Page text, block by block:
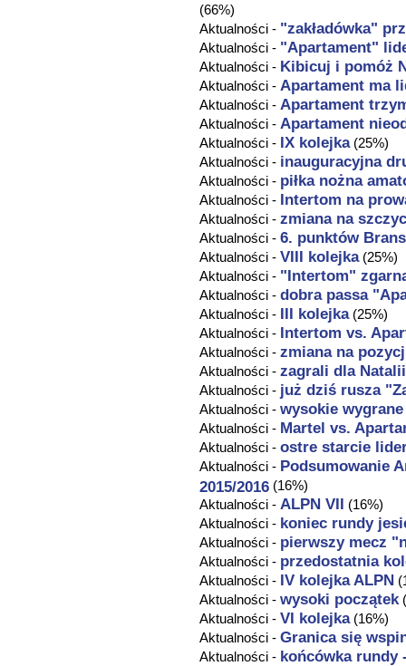
(66%)
Aktualności - "zakładówka"
Aktualności - "Apartament"
Aktualności - Kibicuj i pomóż
Aktualności - Apartament ma
Aktualności - Apartament
Aktualności - Apartament
Aktualności - IX kolejka(25%)
Aktualności - inauguracyjna
Aktualności - piłka nożna
Aktualności - Intertom na
Aktualności - zmiana na
Aktualności - 6. punktów
Aktualności - VIII kolejka(25%)
Aktualności - "Intertom"
Aktualności - dobra passa
Aktualności - III kolejka(25%)
Aktualności - Intertom vs.
Aktualności - zmiana na
Aktualności - zagrali dla
Aktualności - już dziś rusza
Aktualności - wysokie wygrane
Aktualności - Martel vs.
Aktualności - ostre starcie
Aktualności - Podsumowanie
2015/2016 (16%)
Aktualności - ALPN VII (16%)
Aktualności - koniec rundy
Aktualności - pierwszy mecz
Aktualności - przedostatnia
Aktualności - IV kolejka ALPN
Aktualności - wysoki początek
Aktualności - VI kolejka(16%)
Aktualności - Granica się
Aktualności - końcówka rundy